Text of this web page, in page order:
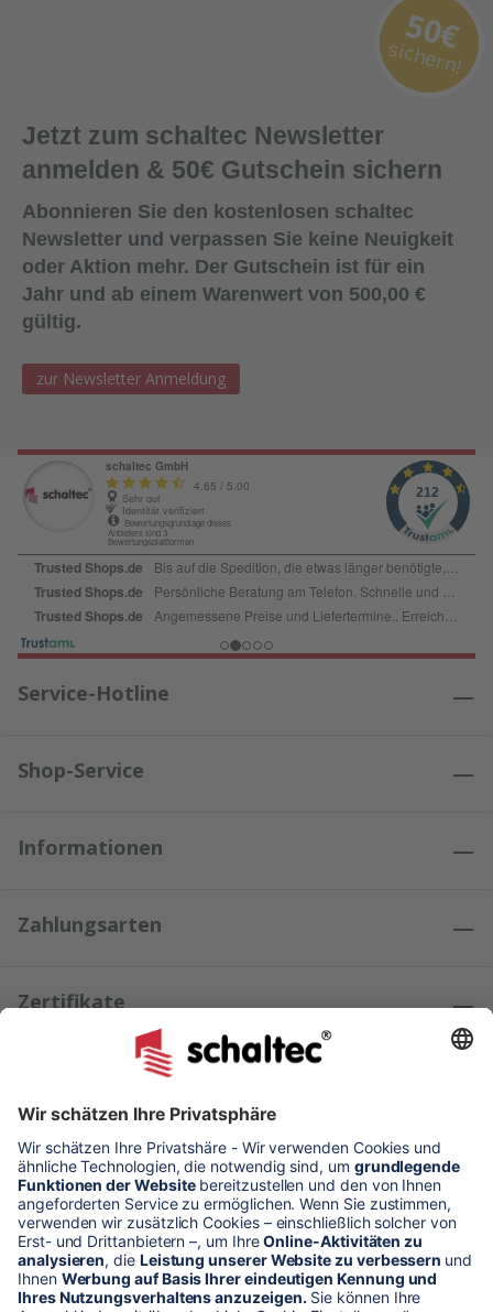
Jetzt zum schaltec Newsletter
anmelden & 50€ Gutschein sichern
Abonnieren Sie den kostenlosen schaltec
Newsletter und verpassen Sie keine Neuigkeit
oder Aktion mehr. Der Gutschein ist für ein
Jahr und ab einem Warenwert von 500,00 €
gültig.
zur Newsletter Anmeldung
50€
sichern!
Service-Hotline
Shop-Service
Informationen
Zahlungsarten
Zertifikate
Kundenmeinungen